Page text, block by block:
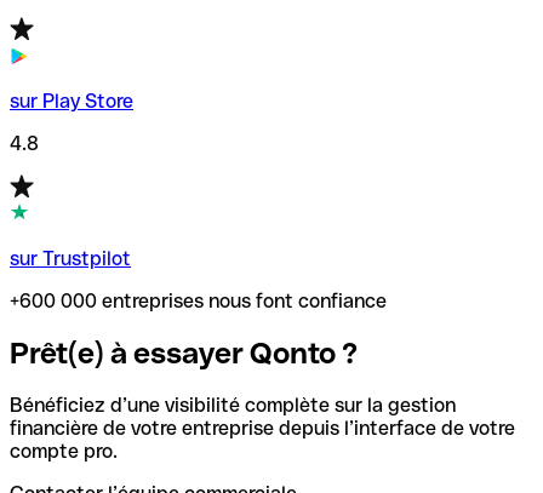
sur Play Store
4.8
sur Trustpilot
+600 000 entreprises nous font confiance
Prêt(e) à essayer Qonto ?
Bénéficiez d’une visibilité complète sur la gestion
financière de votre entreprise depuis l’interface de votre
compte pro.